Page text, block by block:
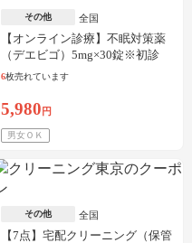
その他 全国
【オンライン診療】不眠対策薬
（デエビゴ）5mg×30錠※初診
料・送料込
6枚売れています
5,980 円
男女ＯＫ
その他 全国
【7点】宅配クリーニング（保管